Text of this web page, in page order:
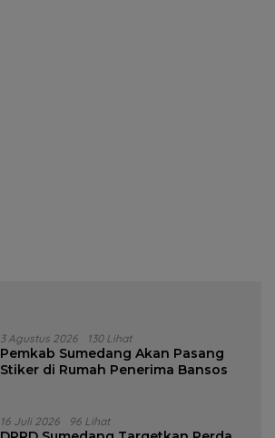
3 Agustus 2026 130 Lihat
Pemkab Sumedang Akan Pasang
Stiker di Rumah Penerima Bansos
16 Juli 2026 96 Lihat